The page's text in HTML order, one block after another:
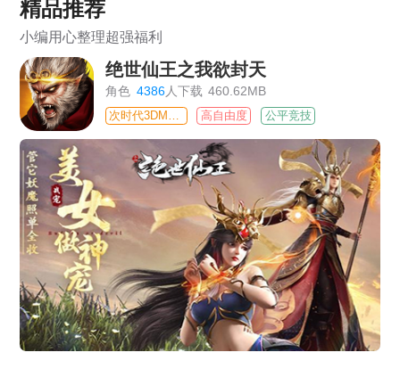
精品推荐
小编用心整理超强福利
绝世仙王之我欲封天
角色 4386人下载 460.62MB
高自由度 公平竞技